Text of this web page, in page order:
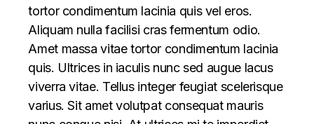
tortor condimentum lacinia quis vel eros.
Aliquam nulla facilisi cras fermentum odio.
Amet massa vitae tortor condimentum lacinia
quis. Ultrices in iaculis nunc sed augue lacus
viverra vitae. Tellus integer feugiat scelerisque
varius. Sit amet volutpat consequat mauris